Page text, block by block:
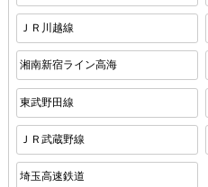
ＪＲ川越線
湘南新宿ライン高海
東武野田線
ＪＲ武蔵野線
埼玉高速鉄道